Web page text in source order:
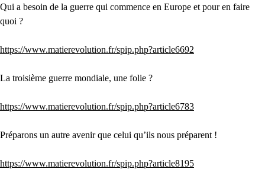
Qui a besoin de la guerre qui commence en Europe et pour en faire
quoi ?
https://www.matierevolution.fr/spip.php?article6692
La troisième guerre mondiale, une folie ?
https://www.matierevolution.fr/spip.php?article6783
Préparons un autre avenir que celui qu’ils nous préparent !
https://www.matierevolution.fr/spip.php?article8195